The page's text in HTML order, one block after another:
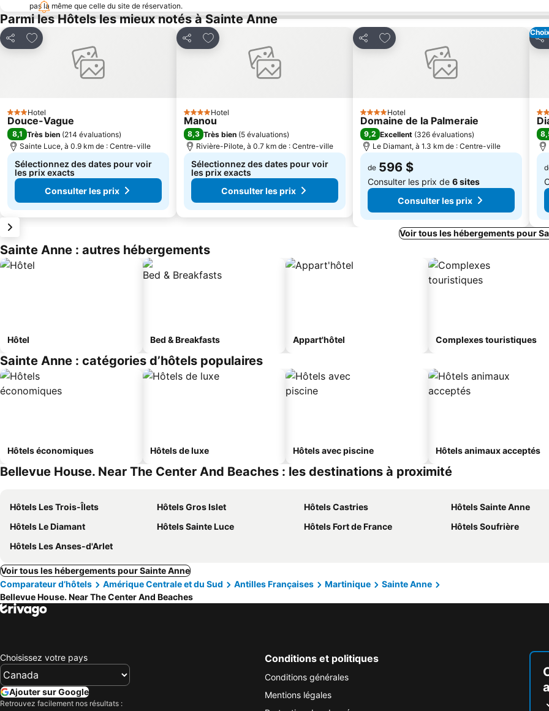
pas la même que celle du site de réservation.
Parmi les Hôtels les mieux notés à Sainte Anne
Partager
Ajouter à mes favoris
3 Étoiles
Hotel
Douce-Vague
8,1 Très bien (214 évaluations)
Sainte Luce, à 0.9 km de : Centre-ville
Sélectionnez des dates pour voir
les prix exacts
Consulter les prix
Partager
Ajouter à mes favoris
4 ÉtoilesHotel
Manou
8,3 Très bien (5 évaluations)
Rivière-Pilote, à 0.7 km de : Centre-ville
Sélectionnez des dates pour voir
les prix exacts
Consulter les prix
Partager
Ajouter à mes favoris
4 ÉtoilesHotel
Domaine de la Palmeraie
9,2 Excellent (326 évaluations)
Le Diamant, à 1.3 km de : Centre-ville
de 596 $
Consulter les prix de 6 sites
Consulter les prix
4
Voir tous les hébergements pour
Sainte Anne : autres hébergements
Hôtel Bed & Breakfasts Appart'hôtel Complexes touristiques
Sainte Anne : catégories d’hôtels populaires
Hôtels économiques Hôtels de luxe Hôtels avec piscine Hôtels animaux acceptés
Bellevue House. Near The Center And Beaches : les destinations à proximité
Hôtels Les Trois-Îlets Hôtels Gros Islet Hôtels Castries
Hôtels Sainte Anne
Hôtels Le Diamant
Hôtels Sainte Luce Hôtels Fort de France
Hôtels Soufrière
Hôtels Les Anses-d'Arlet
Voir tous les hébergements pour Sainte Anne
Comparateur d’hôtels
Amérique Centrale et du Sud Antilles Françaises Martinique
Sainte Anne
Bellevue House. Near The Center And Beaches
Choisissez votre pays
Ajouter sur Google
Retrouvez facilement nos résultats :
Conditions et politiques
Conditions générales
Mentions légales